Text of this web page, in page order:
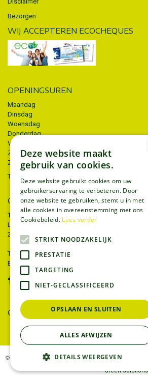
Bezorgen
WIJ ACCEPTEREN ECOCHEQUES
OPENINGSUREN
Maandag
Dinsdag
Woensdag
Donderdag
Vrijdag
Zaterdag
Zondag
Toon alle openingstijden
CONTACT
Tuincentrum Thiels
Liersesteenweg 68
2221 Heist-op-den-berg
T.
015 22 27 52
E.
GEEF UW MENING
© Tuincentrum Thiels
Green Solutions
Deze website maakt
gebruik van cookies.
Deze website gebruikt cookies om uw
gebruikerservaring te verbeteren. Door
onze website te gebruiken, stemt u in met
alle cookies in overeenstemming met ons
Cookiebeleid. Lees verder
STRIKT NOODZAKELIJK
PRESTATIE
TARGETING
NIET-GECLASSIFICEERD
OPSLAAN EN SLUITEN
ALLES AFWIJZEN
DETAILS WEERGEVEN